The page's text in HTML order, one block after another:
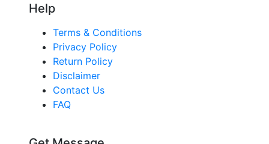
Help
Terms & Conditions
Privacy Policy
Return Policy
Disclaimer
Contact Us
FAQ